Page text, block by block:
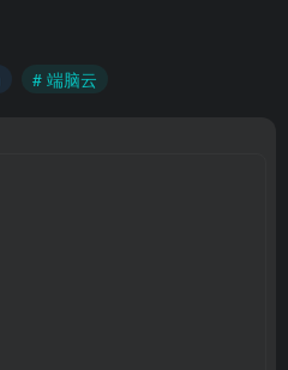
# 端脑云